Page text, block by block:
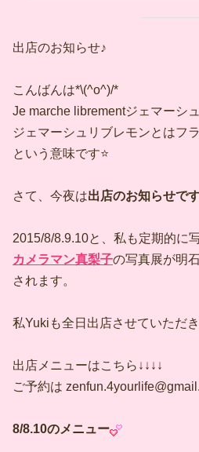
出店のお知らせ♪
こんばんは*\(^o^)/*
Je marche librementジェマーシ
ジェマーシュリブレモンとはフ
という意味です⭐️
さて、今夜は出店のお知らせで
2015/8/8.9.10と、私も定期的に
カメラマン真梨子の写真展が明
されます。
私Yukiも全日出店させていただ
出店メニューはこちら↓↓↓↓
ご予約は
8/8.10のメニュー